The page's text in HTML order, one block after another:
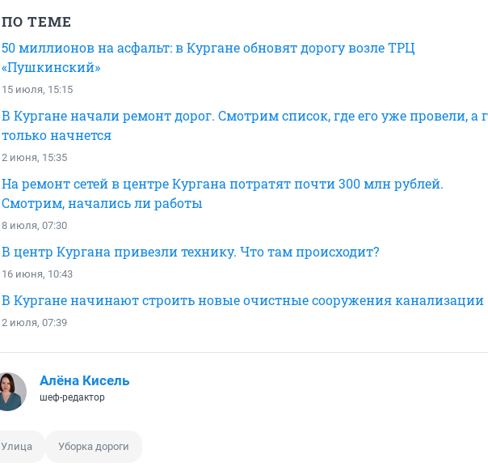
ПО ТЕМЕ
50 миллионов на асфальт: в Кургане обновят дорогу возле ТРЦ
«Пушкинский»
15 июля, 15:15
В Кургане начали ремонт дорог. Смотрим список, где его уже провели, а
только начнется
2 июня, 15:35
На ремонт сетей в центре Кургана потратят почти 300 млн рублей.
Смотрим, начались ли работы
8 июля, 07:30
В центр Кургана привезли технику. Что там происходит?
16 июня, 10:43
В Кургане начинают строить новые очистные сооружения канализации
2 июля, 07:39
Алёна Кисель
шеф-редактор
Улица Уборка дороги